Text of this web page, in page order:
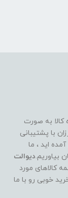
کالا به صورت
با پشتیبانی
اید ، ما
بیاوریم.دیوالت
کالاهای مورد
خوبی رو با ما